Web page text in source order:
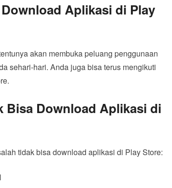
Aplikasi di Play
akan membuka peluang penggunaan
sehari-hari. Anda juga bisa terus mengikuti
Bisa Download Aplikasi di
tidak bisa download aplikasi di Play Store: